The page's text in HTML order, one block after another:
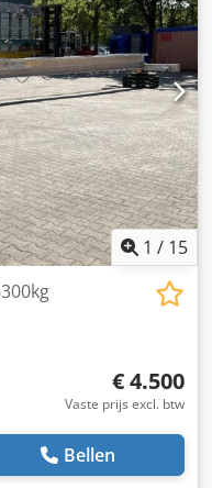
1 / 15
€ 4.500
Vaste prijs excl. btw
Bellen